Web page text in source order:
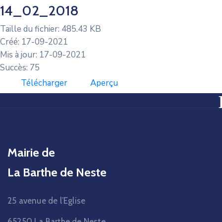
14_02_2018
Taille du fichier: 485.43 KB
Créé: 17-09-2021
Mis à jour: 17-09-2021
Succès: 75
Télécharger
Aperçu
Mairie de
La Barthe de Neste
25 avenue de l’Eglise